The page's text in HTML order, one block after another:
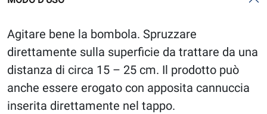
Agitare bene la bombola. Spruzzare
direttamente sulla superficie da trattare da una
distanza di circa 15 – 25 cm. Il prodotto può
anche essere erogato con apposita cannuccia
inserita direttamente nel tappo.